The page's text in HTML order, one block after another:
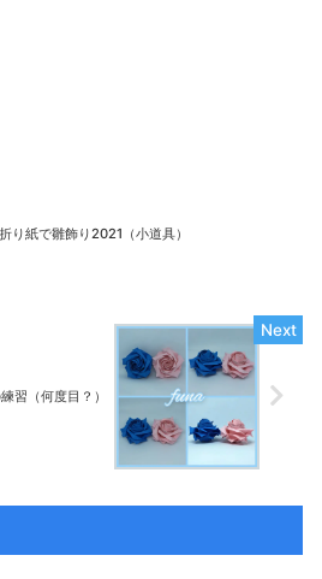
折り紙で雛飾り2021（小道具）
習（何度目？）